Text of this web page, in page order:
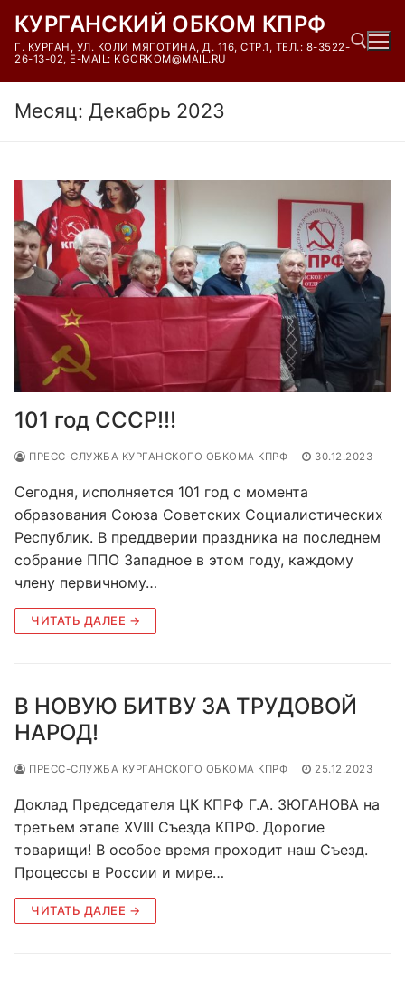
содержимому
КУРГАНСКИЙ ОБКОМ КПРФ
Г. КУРГАН, УЛ. КОЛИ МЯГОТИНА, Д. 116, СТР.1, ТЕЛ.: 8-3522-
26-13-02, E-MAIL: KGORKOM@MAIL.RU
Найти:
Месяц: Декабрь 2023
101 год СССР!!!
ПРЕСС-СЛУЖБА КУРГАНСКОГО ОБКОМА КПРФ 30.12.2023
Сегодня, исполняется 101 год с момента
образования Союза Советских Социалистических
Республик. В преддверии праздника на последнем
собрание ППО Западное в этом году, каждому
члену первичному…
ЧИТАТЬ ДАЛЕЕ →
В НОВУЮ БИТВУ ЗА ТРУДОВОЙ
НАРОД!
ПРЕСС-СЛУЖБА КУРГАНСКОГО ОБКОМА КПРФ 25.12.2023
Доклад Председателя ЦК КПРФ Г.А. ЗЮГАНОВА на
третьем этапе ХVIII Съезда КПРФ. Дорогие
товарищи! В особое время проходит наш Съезд.
Процессы в России и мире…
ЧИТАТЬ ДАЛЕЕ →